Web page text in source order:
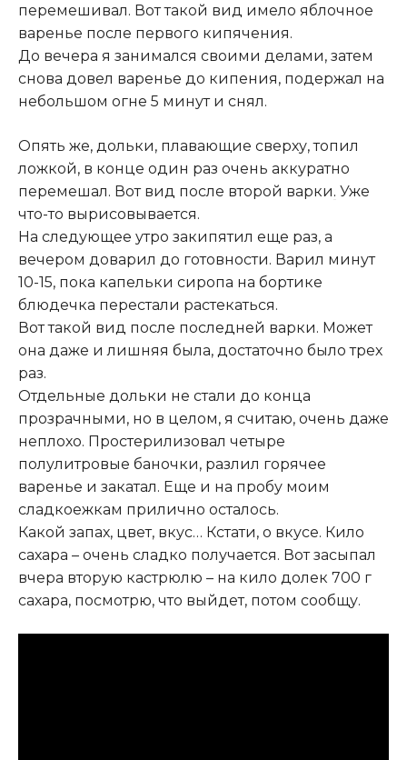
перемешивал. Вот такой вид имело яблочное
варенье после первого кипячения.
До вечера я занимался своими делами, затем
снова довел варенье до кипения, подержал на
небольшом огне 5 минут и снял.
Опять же, дольки, плавающие сверху, топил
ложкой, в конце один раз очень аккуратно
перемешал. Вот вид после второй варки. Уже
что-то вырисовывается.
На следующее утро закипятил еще раз, а
вечером доварил до готовности. Варил минут
10-15, пока капельки сиропа на бортике
блюдечка перестали растекаться.
Вот такой вид после последней варки. Может
она даже и лишняя была, достаточно было трех
раз.
Отдельные дольки не стали до конца
прозрачными, но в целом, я считаю, очень даже
неплохо. Простерилизовал четыре
полулитровые баночки, разлил горячее
варенье и закатал. Еще и на пробу моим
сладкоежкам прилично осталось.
Какой запах, цвет, вкус… Кстати, о вкусе. Кило
сахара – очень сладко получается. Вот засыпал
вчера вторую кастрюлю – на кило долек 700 г
сахара, посмотрю, что выйдет, потом сообщу.